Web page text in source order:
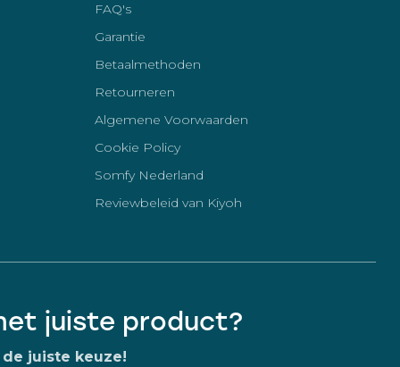
FAQ's
Garantie
Betaalmethoden
Retourneren
Algemene Voorwaarden
Cookie Policy
Somfy Nederland
Reviewbeleid van Kiyoh
juiste product?
juiste keuze!